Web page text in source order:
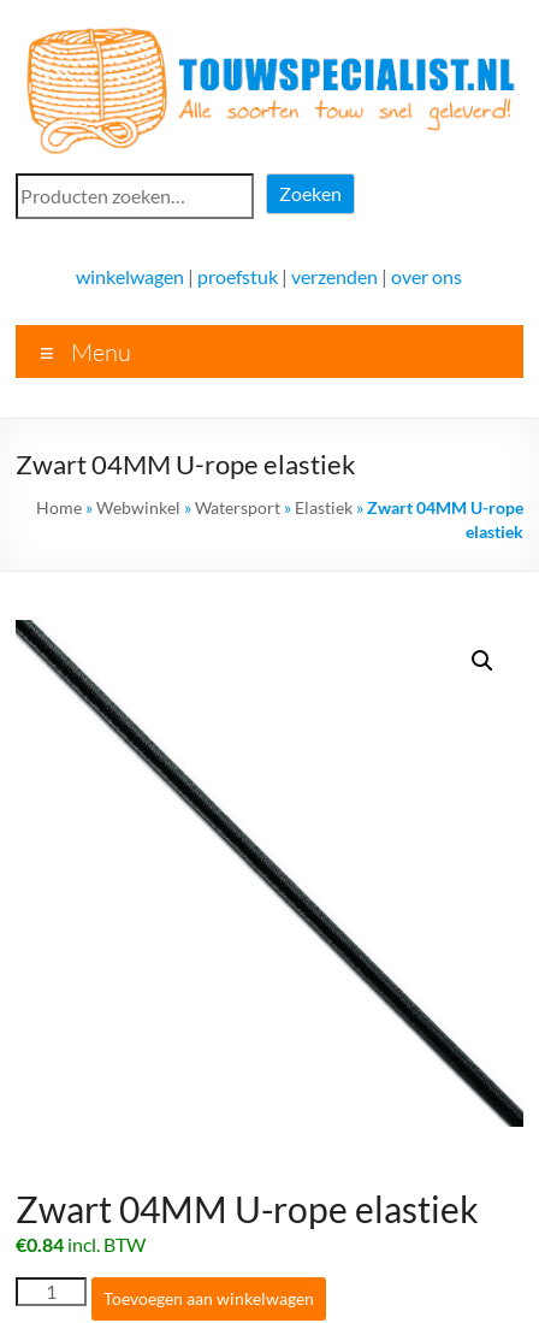
naar
inhoud
Touwspecialist.nl
voor
vele
soorten
goed
advies!
Zoeken
Zoeken
winkelwagen | proefstuk |verzenden |over ons
Menu
Zwart 04MM U-rope elastiek
Home»Webwinkel »Watersport» Elastiek»Zwart 04MM U-rope
elastiek
Zwart 04MM U-rope elastiek
€0.84 incl. BTW
Zwart
04MM
Toevoegen aan winkelwagen